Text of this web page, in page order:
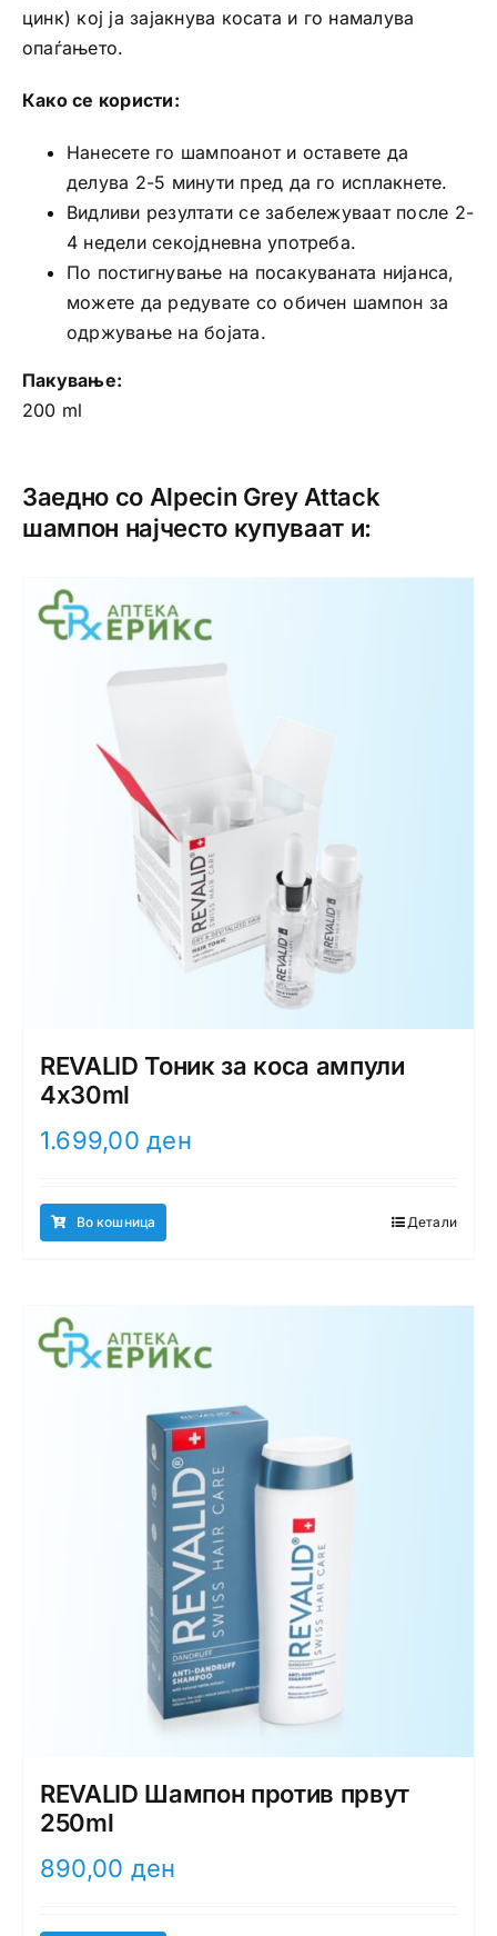
цинк) кој ја зајакнува косата и го намалува
опаѓањето.
Како се користи:
Нанесете го шампоанот и оставете да
делува 2-5 минути пред да го исплакнете.
Видливи резултати се забележуваат после 2-
4 недели секојдневна употреба.
По постигнување на посакуваната нијанса,
можете да редувате со обичен шампон за
одржување на бојата.
Пакување:
200 ml
Заедно со Alpecin Grey Attack
шампон најчесто купуваат и:
REVALID Тоник за коса ампули
4x30ml
1.699,00ден
Во кошница Детали
REVALID Шампон против првут
250ml
890,00 ден